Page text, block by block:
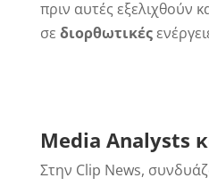
πριν αυτές εξελιχθούν
σε διορθωτικές
Media Analysts
Στην Clip News,